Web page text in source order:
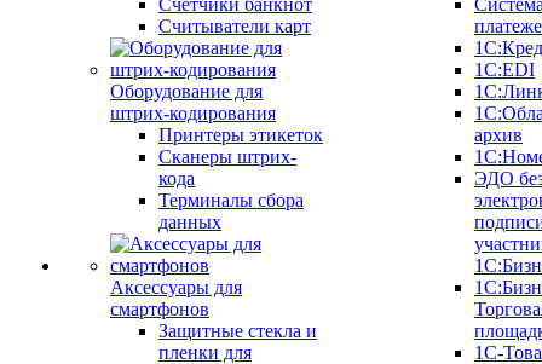
Счетчики банкнот
Считыватели карт
Оборудование для
штрих-кодирования
Принтеры этикеток
Сканеры штрих-
кода
Терминалы сбора
данных
Аксессуары для
смартфонов
Защитные стекла и
пленки для
1С:EDI
архив
ЭДО
1С-